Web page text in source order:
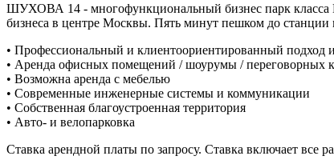
ШУХОВА 14 - многофункциональный бизнес парк класса
бизнеса в центре Москвы. Пять минут пешком до
• Профессиональный и клиентоориентированный подход
• Аренда офисных помещений / шоурумы / переговорных
• Возможна аренда с мебелью
• Современные инженерные системы и коммуникации
• Собственная благоустроенная территория
• Авто- и велопарковка
Ставка арендной платы по запросу. Ставка включает все